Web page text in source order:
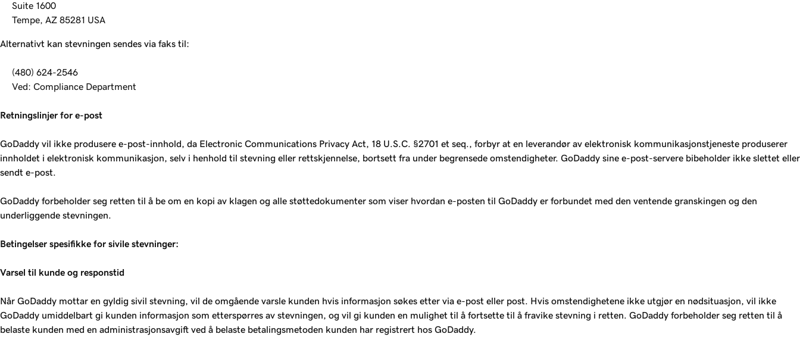
Suite 1600
Tempe, AZ 85281 USA
Alternativt kan stevningen sendes via faks til:
(480) 624-2546
Ved: Compliance Department
Retningslinjer for e-post
GoDaddy vil ikke produsere e-post-innhold, da Electronic Communications Privacy Act, 18 U.S.C. §2701 et seq., forbyr at en leverandør av elektronisk kommunikasjonstjeneste produserer
innholdet i elektronisk kommunikasjon, selv i henhold til stevning eller rettskjennelse, bortsett fra under begrensede omstendigheter. GoDaddy sine e-post-servere bibeholder ikke slettet eller
sendt e-post.
GoDaddy forbeholder seg retten til å be om en kopi av klagen og alle støttedokumenter som viser hvordan e-posten til GoDaddy er forbundet med den ventende granskingen og den
underliggende stevningen.
Betingelser spesifikke for sivile stevninger:
Varsel til kunde og responstid
Når GoDaddy mottar en gyldig sivil stevning, vil de omgående varsle kunden hvis informasjon søkes etter via e-post eller post. Hvis omstendighetene ikke utgjør en nødsituasjon, vil ikke
GoDaddy umiddelbart gi kunden informasjon som etterspørres av stevningen, og vil gi kunden en mulighet til å fortsette til å fravike stevning i retten. GoDaddy forbeholder seg retten til å
belaste kunden med en administrasjonsavgift ved å belaste betalingsmetoden kunden har registrert hos GoDaddy.